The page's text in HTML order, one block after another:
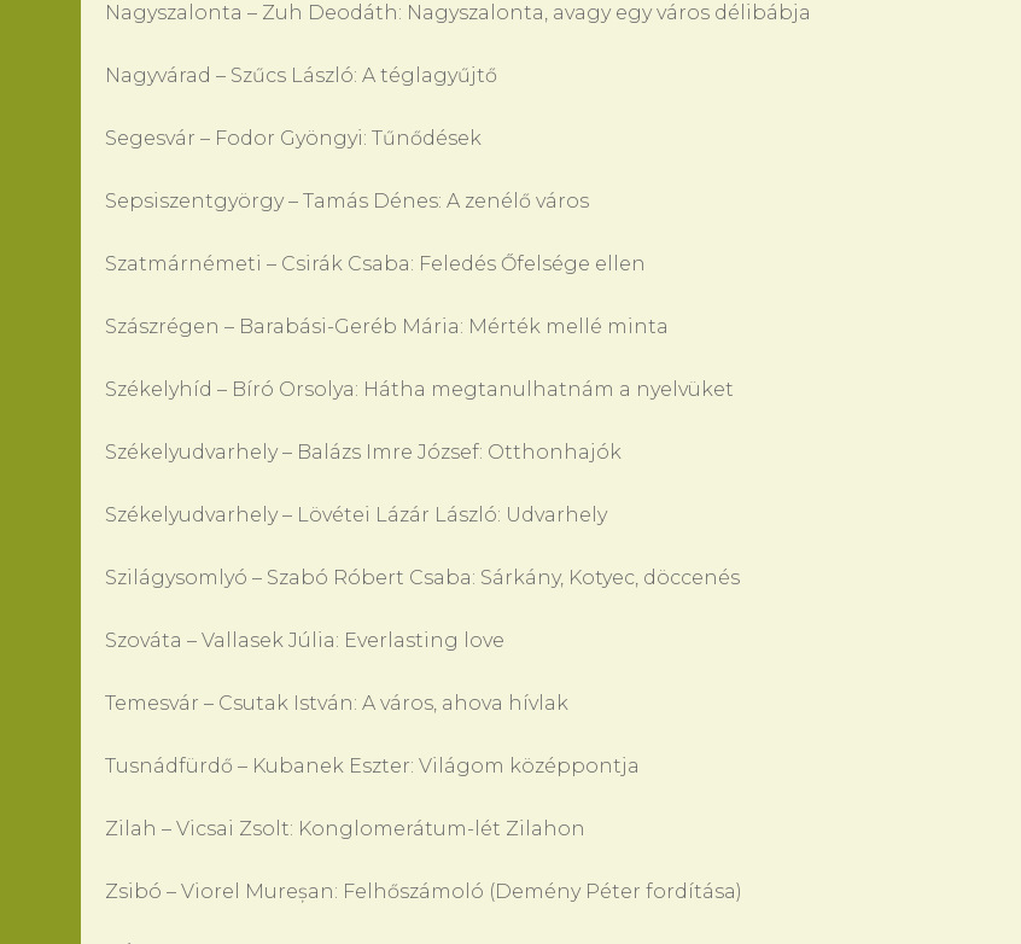
Nagyszalonta – Zuh Deodáth: Nagyszalonta, avagy egy város délibábja
Nagyvárad – Szűcs László: A téglagyűjtő
Segesvár – Fodor Gyöngyi: Tűnődések
Sepsiszentgyörgy – Tamás Dénes: A zenélő város
Szatmárnémeti – Csirák Csaba: Feledés Őfelsége ellen
Szászrégen – Barabási-Geréb Mária: Mérték mellé minta
Székelyhíd – Bíró Orsolya: Hátha megtanulhatnám a nyelvüket
Székelyudvarhely – Balázs Imre József: Otthonhajók
Székelyudvarhely – Lövétei Lázár László: Udvarhely
Szilágysomlyó – Szabó Róbert Csaba: Sárkány, Kotyec, döccenés
Szováta – Vallasek Júlia: Everlasting love
Temesvár – Csutak István: A város, ahova hívlak
Tusnádfürdő – Kubanek Eszter: Világom középpontja
Zilah – Vicsai Zsolt: Konglomerátum-lét Zilahon
Zsibó – Viorel Mureșan: Felhőszámoló (Demény Péter fordítása)